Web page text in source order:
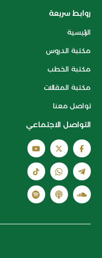
روابط سريعة
الرئيسية
مكتبة الدروس
مكتبة الخطب
مكتبة المقالات
تواصل معنا
التواصل الاجتماعي